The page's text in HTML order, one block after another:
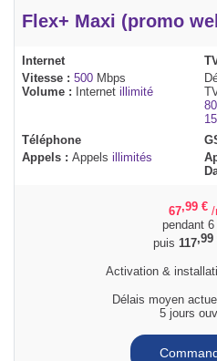
Flex+ Maxi (promo
Internet
Vitesse : 500 Mbps
Volume : Internet illimité
80
15
Téléphone
Appels : Appels illimités
67,99 € /
pendant
puis 117,99
Activation &
Délais moyen
5 jours